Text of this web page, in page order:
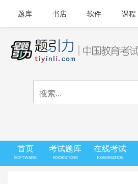
题库 书店 软件
课程
APP下载
首页
SOFTWARE
考试题库
BOOKSTORE
在线考试
EXAMINATION